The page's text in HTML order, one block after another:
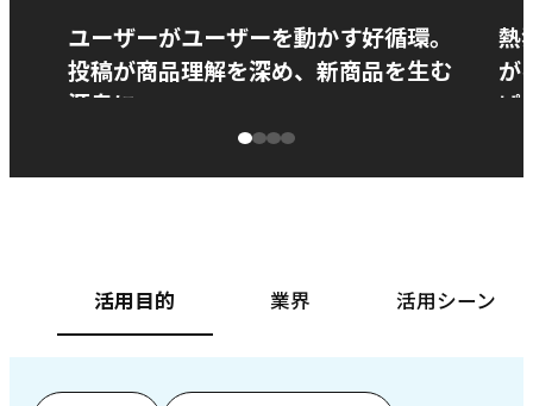
ユーザーがユーザーを動かす好循環。
投稿が商品理解を深め、新商品を生む
源泉に
熱
が
ぱ
活用目的 業界 活用シーン